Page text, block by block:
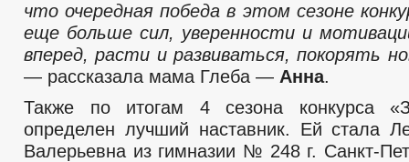
что очередная победа в этом сезоне
еще больше сил, уверенности и
вперед, расти и развиваться, покорять
— рассказала мама Глеба — Анна.
Также по итогам 4 сезона конкурса
определен лучший наставник. Ей стала
Валерьевна из гимназии № 248 г. Санкт-